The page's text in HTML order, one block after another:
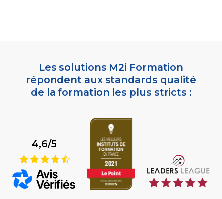
Les solutions M2i Formation
répondent aux standards qualité
de la formation les plus stricts :
4,6/5
9